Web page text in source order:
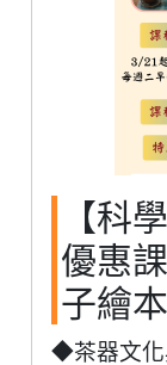
【科
優惠
子繪
◆茶器文化